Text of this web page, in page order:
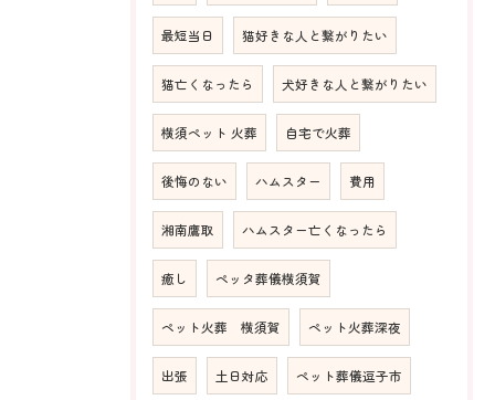
最短当日 猫好きな人と繋がりたい
猫亡くなったら 犬好きな人と繋がりたい
横須ペット 火葬 自宅で火葬
後悔のない ハムスター 費用
湘南鷹取 ハムスター亡くなったら
癒し ペッタ葬儀横須賀
ペット火葬 横須賀 ペット火葬深夜
出張 土日対応 ペット葬儀逗子市